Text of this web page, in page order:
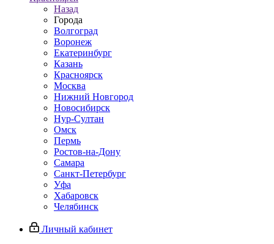
Назад
Города
Волгоград
Воронеж
Екатеринбург
Казань
Красноярск
Москва
Нижний Новгород
Новосибирск
Нур-Султан
Омск
Пермь
Ростов-на-Дону
Самара
Санкт-Петербург
Уфа
Хабаровск
Челябинск
Личный кабинет